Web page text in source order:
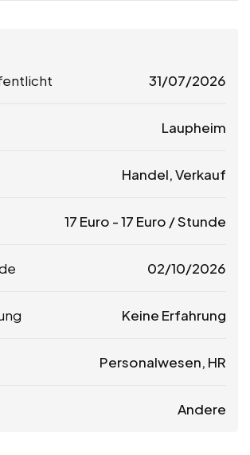
31/07/2026
Laupheim
Handel, Verkauf
17 Euro -17 Euro / Stunde
02/10/2026
Keine Erfahrung
Personalwesen, HR
Andere